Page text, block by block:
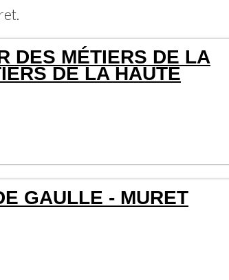
DES MÉTIERS DE LA
DE LA HAUTE
GAULLE - MURET